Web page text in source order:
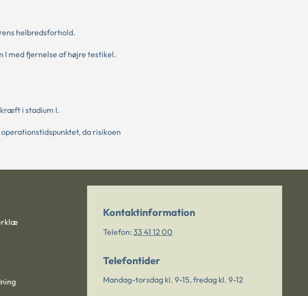
helbredsforhold.
med fjernelse af højre testikel.
i stadium I.
da risikoen
Kontaktinformation
Telefon: 33 41 12 00
Telefontider
Mandag-torsdag kl. 9-15, fredag kl. 9-12